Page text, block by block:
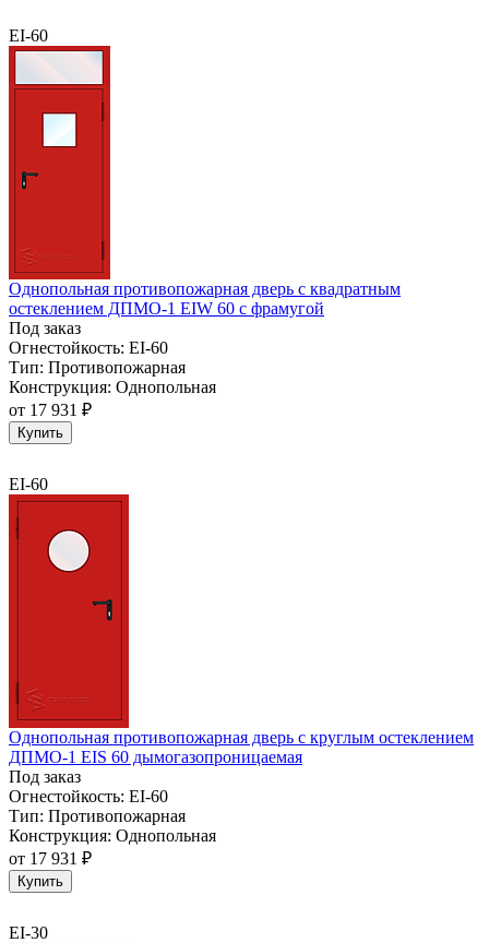
EI-60
Однопольная противопожарная дверь с квадратным
остеклением ДПМО-1 EIW 60 с фрамугой
Под заказ
Огнестойкость: EI-60
Тип: Противопожарная
Конструкция: Однопольная
от 17 931 ₽
Купить
EI-60
Однопольная противопожарная дверь с круглым остеклением
ДПМО-1 EIS 60 дымогазопроницаемая
Под заказ
Огнестойкость: EI-60
Тип: Противопожарная
Конструкция: Однопольная
от 17 931 ₽
Купить
EI-30